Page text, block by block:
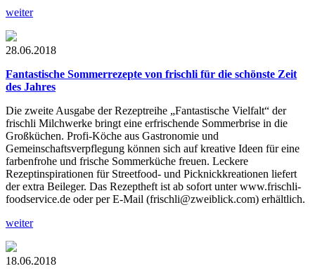
weiter
28.06.2018
Fantastische Sommerrezepte von frischli für die schönste Zeit
des Jahres
Die zweite Ausgabe der Rezeptreihe „Fantastische Vielfalt“ der
frischli Milchwerke bringt eine erfrischende Sommerbrise in die
Großküchen. Profi-Köche aus Gastronomie und
Gemeinschaftsverpflegung können sich auf kreative Ideen für eine
farbenfrohe und frische Sommerküche freuen. Leckere
Rezeptinspirationen für Streetfood- und Picknickkreationen liefert
der extra Beileger. Das Rezeptheft ist ab sofort unter www.frischli-
foodservice.de oder per E-Mail (frischli@zweiblick.com) erhältlich.
weiter
18.06.2018